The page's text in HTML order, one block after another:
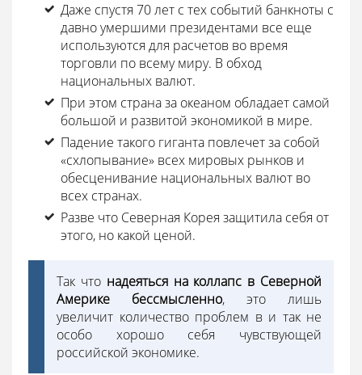
Даже спустя 70 лет с тех событий банкноты с
давно умершими президентами все еще
используются для расчетов во время
торговли по всему миру. В обход
национальных валют.
При этом страна за океаном обладает самой
большой и развитой экономикой в мире.
Падение такого гиганта повлечет за собой
«схлопывание» всех мировых рынков и
обесценивание национальных валют во
всех странах.
Разве что Северная Корея защитила себя от
этого, но какой ценой.
Так что надеяться на коллапс в Северной
Америке бессмысленно, это лишь
увеличит количество проблем в и так не
особо хорошо себя чувствующей
российской экономике.